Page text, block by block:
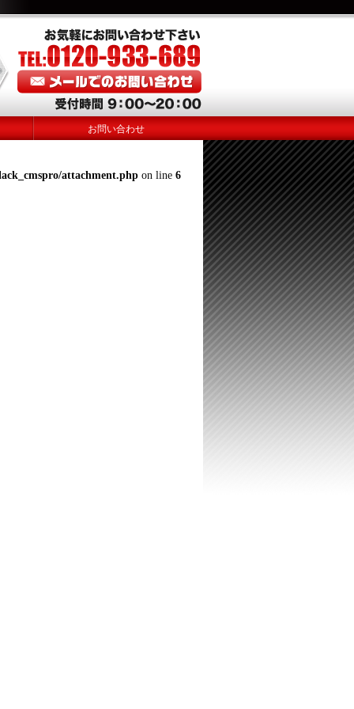
お問い合わせ
attachment.php on line 6